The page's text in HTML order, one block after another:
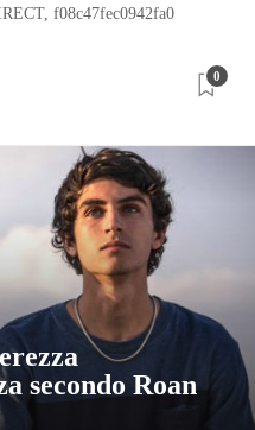
f08c47fec0942fa0
0
secondo Roan